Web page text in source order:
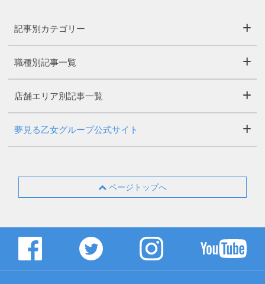
記事別カテゴリー
職種別記事一覧
店舗エリア別記事一覧
夢見る乙女グループ公式サイト
ページトップへ